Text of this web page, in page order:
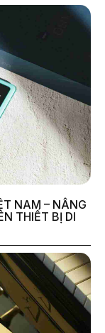
NAM – NÂNG
THIẾT BỊ DI